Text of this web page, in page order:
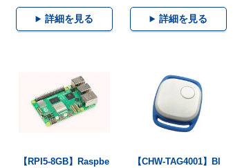
詳細を見る 詳細を見る
【RPI5-8GB】Raspbe
【CHW-TAG4001】Bl